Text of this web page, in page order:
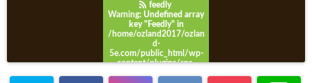
feedly
Warning: Undefined array
key "Feedly" in
/home/ozland2017/ozlan
d-
5e.com/public_html/wp-
content/plugins/sns-